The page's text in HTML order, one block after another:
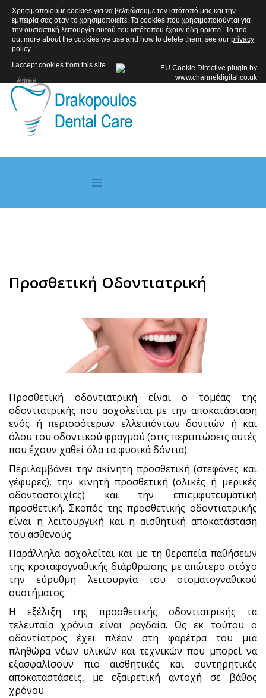
ΑΚΟΛΟΥΘΗΣΤΕ ΜΑΣ
Προσθετική Οδοντιατρική
Προσθετική οδοντιατρική είναι ο τομέας της
οδοντιατρικής που ασχολείται με την αποκατάσταση
ενός ή περισσότερων ελλειπόντων δοντιών ή και
όλου του οδοντικού φραγμού (στις περιπτώσεις αυτές
που έχουν χαθεί όλα τα φυσικά δόντια).
Περιλαμβάνει την ακίνητη προσθετική (στεφάνες και
γέφυρες), την κινητή προσθετική (ολικές ή μερικές
οδοντοστοιχίες) και την επιεμφυτευματική
προσθετική. Σκοπός της προσθετικής οδοντιατρικής
είναι η λειτουργική και η αισθητική αποκατάσταση
του ασθενούς.
Παράλληλα ασχολείται και με τη θεραπεία παθήσεων
της κροταφογναθικής διάρθρωσης με απώτερο στόχο
την εύρυθμη λειτουργία του στοματογναθικού
συστήματος.
Η εξέλιξη της προσθετικής οδοντιατρικής τα
τελευταία χρόνια είναι ραγδαία. Ως εκ τούτου ο
οδοντίατρος έχει πλέον στη φαρέτρα του μια
πληθώρα νέων υλικών και τεχνικών που μπορεί να
εξασφαλίσουν πιο αισθητικές και συντηρητικές
αποκαταστάσεις, με εξαιρετική αντοχή σε βάθος
χρόνου.
Χρησιμοποιούμε cookies για να βελτιώσουμε τον ιστότοπό μας και την
εμπειρία σας όταν το χρησιμοποιείτε. Τα cookies που χρησιμοποιούνται για
την ουσιαστική λειτουργία αυτού του ιστότοπου έχουν ήδη οριστεί. To find
out more about the cookies we use and how to delete them, see our privacy
policy.
I accept cookies from this site.
Agree